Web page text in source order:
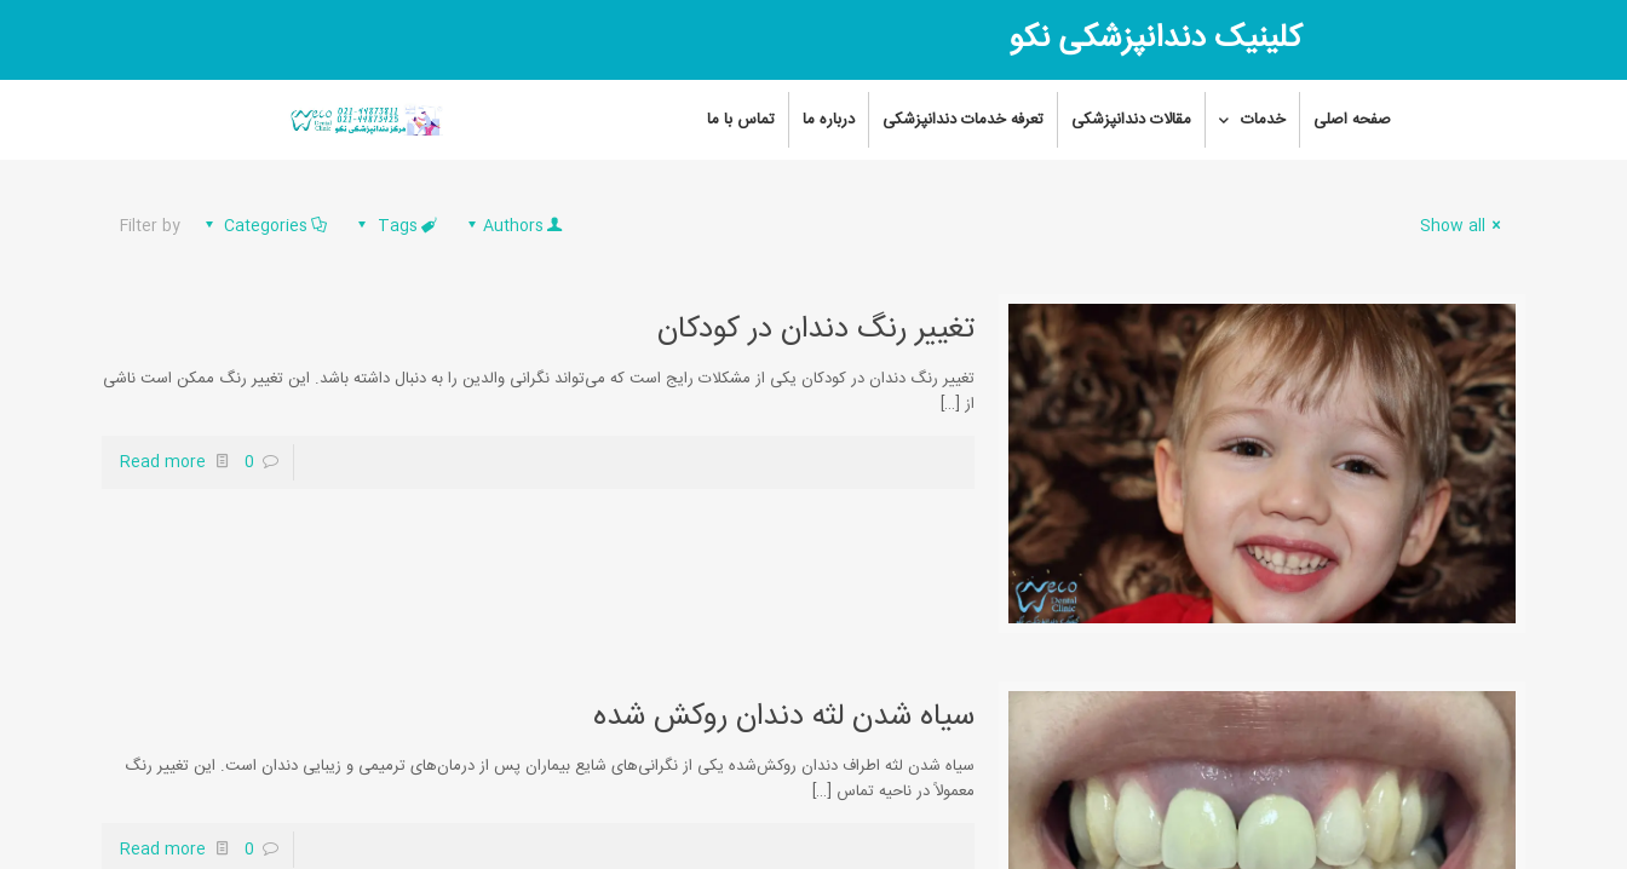
کلینیک دندانپزشکی نکو
صفحه اصلی خدمات مقالات دندانپزشکی تعرفه خدمات دندانپزشکی درباره ما تماس با ما
Filter by Categories Tags Authors Show all
تغییر رنگ دندان در کودکان
تغییر رنگ دندان در کودکان یکی از مشکلات رایج است که می‌تواند نگرانی والدین را به دنبال داشته باشد. این تغییر رنگ ممکن است ناشی
از […]
0
Read more
سیاه شدن لثه دندان روکش شده
سیاه شدن لثه اطراف دندان روکش‌شده یکی از نگرانی‌های شایع بیماران پس از درمان‌های ترمیمی و زیبایی دندان است. این تغییر رنگ
معمولاً در ناحیه تماس […]
0
Read more